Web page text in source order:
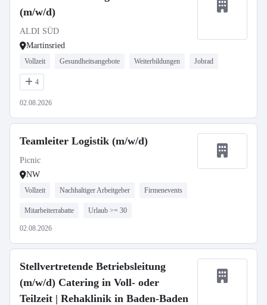
(m/w/d)
ALDI SÜD
Martinsried
Vollzeit Gesundheitsangebote Weiterbildungen Jobrad
4
02.08.2026
Teamleiter Logistik (m/w/d)
Picnic
NW
Vollzeit Nachhaltiger Arbeitgeber Firmenevents
Mitarbeiterrabatte Urlaub >= 30
02.08.2026
Stellvertretende Betriebsleitung
(m/w/d) Catering in Voll- oder
Teilzeit | Rehaklinik in Baden-Baden